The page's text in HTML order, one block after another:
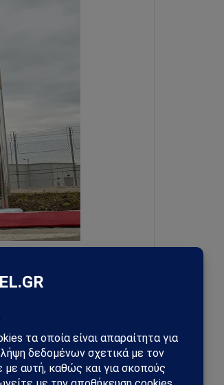
στη Ρουμανία
τους λάθος», είπε ο
βήμα η
σε μια κατάσταση
αποκλειστικούς
σε όλο τον